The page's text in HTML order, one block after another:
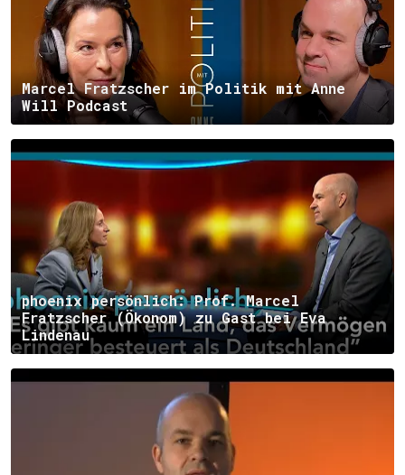
Marcel Fratzscher im Politik mit Anne
Will Podcast
phoenix persönlich: Prof. Marcel
Fratzscher (Ökonom) zu Gast bei Eva
Lindenau